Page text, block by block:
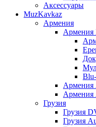
Аксессуары
MuzKavkaz
Армения
Армения
Армения
Армения
Грузия
Грузия
Грузия